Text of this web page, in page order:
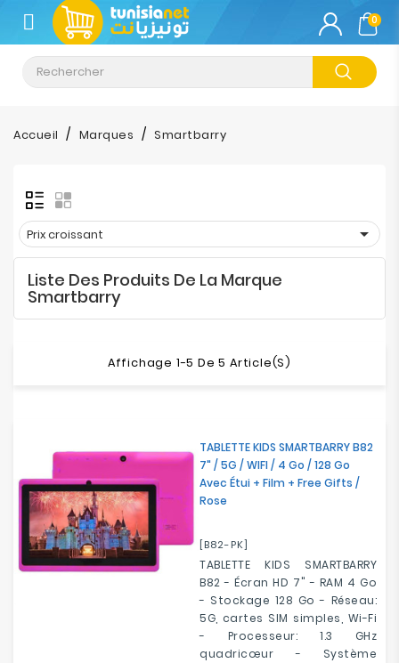
CATÉGORIE
Climatisation
Informatique
&
Tablette
Impression
Stockage
Bureautique
Réseau
&
Sécurité
0
Accueil Marques Smartbarry
Prix croissant 
Liste Des Produits De La Marque
Smartbarry
Affichage 1-5 De 5 Article(s)
TABLETTE KIDS SMARTBARRY B82
7" / 5G / WIFI / 4 Go / 128 Go
Avec Étui + Film + Free Gifts /
Rose
[B82-PK]
TABLETTE KIDS SMARTBARRY
B82 - Écran HD 7" - RAM 4 Go
- Stockage 128 Go - Réseau:
5G, cartes SIM simples, Wi-Fi
- Processeur: 1.3 GHz
quadricœur - Système